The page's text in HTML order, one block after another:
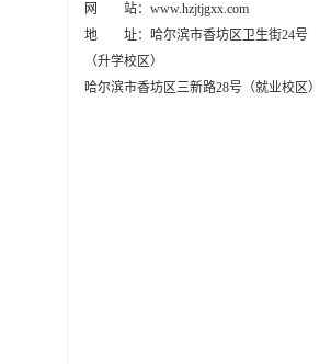
网 站：www.hzjtjgxx.com
地 址：哈尔滨市香坊区卫生街24号
（升学校区）
哈尔滨市香坊区三新路28号（就业校区）